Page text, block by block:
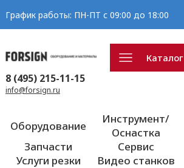
График работы: ПН-ПТ с 09:00 до 18:00
Каталог
8 (495) 215-11-15
info@forsign.ru
Оборудование
Инструмент/
Оснастка
Запчасти
Сервис
Услуги резки
Видео станков